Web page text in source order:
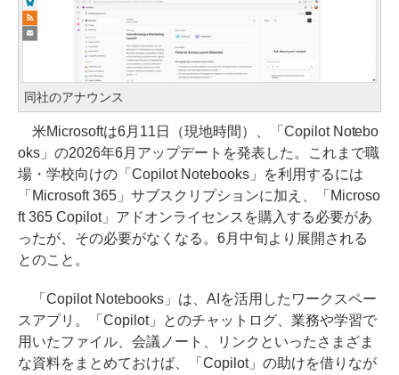
同社のアナウンス
米Microsoftは6月11日（現地時間）、「Copilot Notebo
oks」の2026年6月アップデートを発表した。これまで職
場・学校向けの「Copilot Notebooks」を利用するには
「Microsoft 365」サブスクリプションに加え、「Microso
ft 365 Copilot」アドオンライセンスを購入する必要があ
ったが、その必要がなくなる。6月中旬より展開される
とのこと。
「Copilot Notebooks」は、AIを活用したワークスペー
スアプリ。「Copilot」とのチャットログ、業務や学習で
用いたファイル、会議ノート、リンクといったさまざま
な資料をまとめておけば、「Copilot」の助けを借りなが